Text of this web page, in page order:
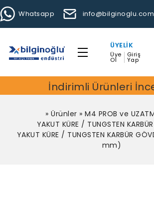
Whatsapp info@bilginoglu.com
ÜYELIK
Üye
Ol
Giriş
Yap
İndirimli Ürünleri
» Ürünler » M4 PROB ve
YAKUT KÜRE / TUNGSTEN
YAKUT KÜRE / TUNGSTEN KARBÜR
mm)